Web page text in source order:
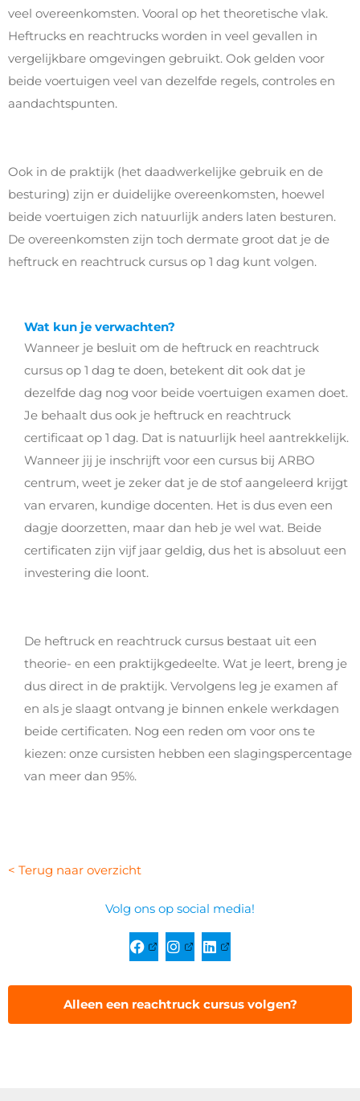
veel overeenkomsten. Vooral op het theoretische vlak.
Heftrucks en reachtrucks worden in veel gevallen in
vergelijkbare omgevingen gebruikt. Ook gelden voor
beide voertuigen veel van dezelfde regels, controles en
aandachtspunten.
Ook in de praktijk (het daadwerkelijke gebruik en de
besturing) zijn er duidelijke overeenkomsten, hoewel
beide voertuigen zich natuurlijk anders laten besturen.
De overeenkomsten zijn toch dermate groot dat je de
heftruck en reachtruck cursus op 1 dag kunt volgen.
Wat kun je verwachten?
Wanneer je besluit om de heftruck en reachtruck
cursus op 1 dag te doen, betekent dit ook dat je
dezelfde dag nog voor beide voertuigen examen doet.
Je behaalt dus ook je heftruck en reachtruck
certificaat op 1 dag. Dat is natuurlijk heel aantrekkelijk.
Wanneer jij je inschrijft voor een cursus bij ARBO
centrum, weet je zeker dat je de stof aangeleerd krijgt
van ervaren, kundige docenten. Het is dus even een
dagje doorzetten, maar dan heb je wel wat. Beide
certificaten zijn vijf jaar geldig, dus het is absoluut een
investering die loont.
De heftruck en reachtruck cursus bestaat uit een
theorie- en een praktijkgedeelte. Wat je leert, breng je
dus direct in de praktijk. Vervolgens leg je examen af
en als je slaagt ontvang je binnen enkele werkdagen
beide certificaten. Nog een reden om voor ons te
kiezen: onze cursisten hebben een slagingspercentage
van meer dan 95%.
< Terug naar overzicht
Volg ons op social media!
Alleen een reachtruck cursus volgen?